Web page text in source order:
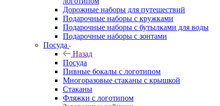
Дорожные наборы для путешествий
Подарочные наборы с кружками
Подарочные наборы с бутылками для воды
Подарочные наборы с зонтами
Посуда
Назад
Посуда
Пивные бокалы с логотипом
Многоразовые стаканы с крышкой
Стаканы
Фляжки с логотипом